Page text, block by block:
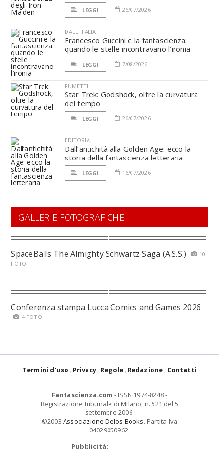
LEGGI 26/07/2026
DALL'ITALIA
Francesco Guccini e la fantascienza:
quando le stelle incontravano l’ironia
LEGGI 7/08/2026
FUMETTI
Star Trek: Godshock, oltre la curvatura
del tempo
LEGGI 26/07/2026
EDITORIA
Dall’antichità alla Golden Age: ecco la
storia della fantascienza letteraria
LEGGI 16/07/2026
GALLERIE FOTOGRAFICHE
SpaceBalls The Almighty Schwartz Saga (A.S.S.)
10
FOTO
Conferenza stampa Lucca Comics and Games 2026
4 FOTO
Termini d'uso Privacy Regole Redazione Contatti
Fantascienza.com - ISSN 1974-8248 -
Registrazione tribunale di Milano, n. 521 del 5
settembre 2006.
©2003 Associazione Delos Books. Partita Iva
04029050962.
Pubblicità: